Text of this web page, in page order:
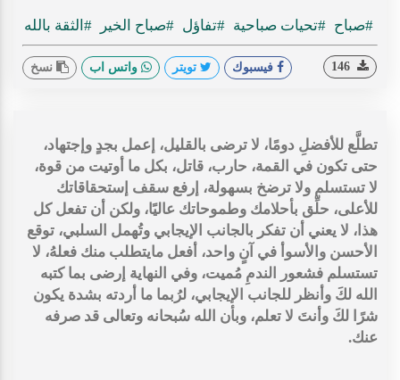
#صباح #تحيات صباحية #تفاؤل #صباح الخير #الثقة بالله
فيسبوك تويتر واتس اب نسخ
تطلَّع للأفضلِ دومًا، لا ترضى بالقليل، إعمل بجدٍ وإجتهاد،
حتى تكون في القمة، حارب، قاتل، بكل ما أوتيت من قوة،
لا تستسلم ولا ترضخ بسهولة، إرفع سقف إستحقاقاتك
للأعلى، حلِّق بأحلامك وطموحاتك عاليًا، ولكن أن تفعل كل
هذا، لا يعني أن تفكر بالجانب الإيجابي وتُهمل السلبي، توقع
الأحسن والأسوأ في آنٍ واحد، أفعل مايتطلب منك فعلهُ، لا
تستسلم فشعور الندمِ مُميت، وفي النهاية إرضى بما كتبه
الله لكَ وأنظر للجانب الإيجابي، لرُبما ما أردته بشدة يكون
شرًا لكَ وأنتَ لا تعلم، وبأن الله سُبحانه وتعالى قد صرفه
عنك.